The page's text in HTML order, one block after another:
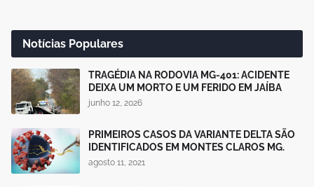
Notícias Populares
TRAGÉDIA NA RODOVIA MG-401: ACIDENTE
DEIXA UM MORTO E UM FERIDO EM JAÍBA
junho 12, 2026
PRIMEIROS CASOS DA VARIANTE DELTA SÃO
IDENTIFICADOS EM MONTES CLAROS MG.
agosto 11, 2021